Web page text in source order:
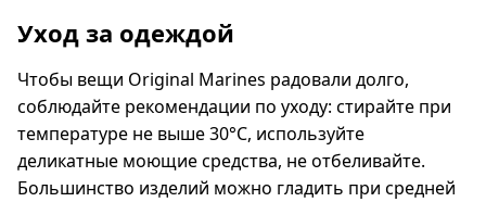
Уход за одеждой
Чтобы вещи Original Marines радовали долго,
соблюдайте рекомендации по уходу: стирайте при
температуре не выше 30°C, используйте
деликатные моющие средства, не отбеливайте.
Большинство изделий можно гладить при средней